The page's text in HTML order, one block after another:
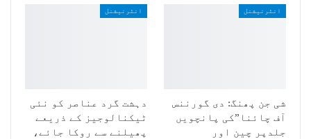
انٹرنیشنل
شی جن پھنگ: دی گورننس
آف چائنا”کی پانچویں
جلدپر چین اور
انٹرنیشنل
دہشت گرد عناصر کو نئی
ٹیکنالوجیز کے ذریعے
پھیلنے سے روکا جائے،